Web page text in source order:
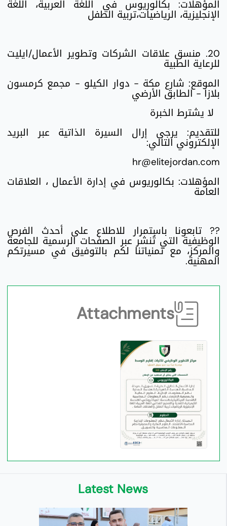
المؤهلات: بكالوريوس في اللغة العربية، اللغة
الإنجليزية، الرياضيات،تربية الطفل
20. منسق علاقات الشركات وتطوير الأعمال/ايليت
للرعاية الطبية
الموقع: شارع مكة - دوار الكيلو - مجمع كرمسون
بلازا - الطابق الأرضي
لا يشترط الخبرة
للتقديم: يرجى إرال السيرة الذاتية عبر البريد
الإلكتروني التالي:
hr@elitejordan.com
المؤهلات: بكالوريوس في إدارة الأعمال ، العلاقات
العامة
?? تابعونا باستمرار للاطلاع على أحدث الفرص
الوظيفية التي تُنشر عبر الصفحات الرسمية للجامعة
والمركز، مع تمنياتنا لكم بالتوفيق في مسيرتكم
المهنية.
Attachments
Latest News